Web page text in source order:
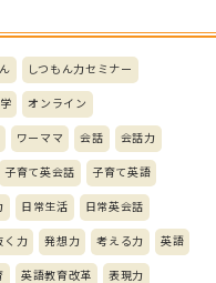
しつもん力セミナー
オンライン
ワーママ 会話 会話力
子育て英会話 子育て英語
日常生活 日常英会話
く力 発想力 考える力 英語
英語教育改革 表現力